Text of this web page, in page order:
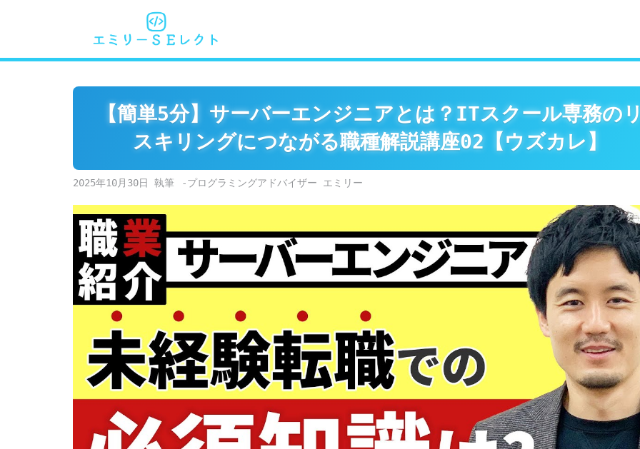
【簡単5分】サーバーエンジニアとは？ITスクール専務のリ
スキリングにつながる職種解説講座02【ウズカレ】
2025年10月30日 -プログラミングアドバイザー エミリー